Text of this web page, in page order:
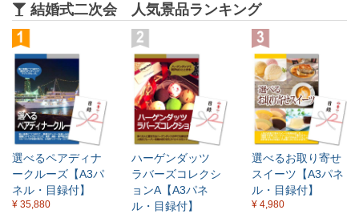
結婚式二次会 人気景品ランキング
選べるペアディナ
ークルーズ【A3パ
ネル・目録付】
¥ 35,880
ハーゲンダッツ
ラバーズコレクシ
ョンA【A3パネ
ル・目録付】
選べるお取り寄せ
スイーツ【A3パネ
ル・目録付】
¥ 4,980